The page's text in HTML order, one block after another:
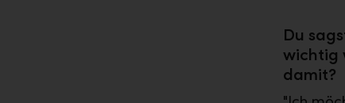
Du
wichtig
damit?